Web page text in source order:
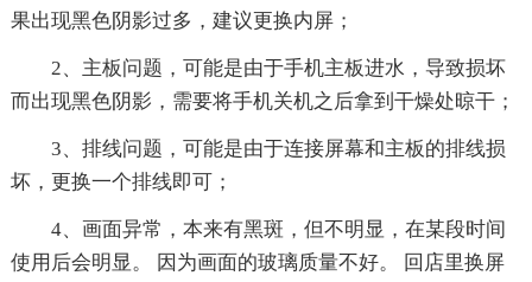
果出现黑色阴影过多，建议更换内屏；
2、主板问题，可能是由于手机主板进水，导致损坏
而出现黑色阴影，需要将手机关机之后拿到干燥处晾干；
3、排线问题，可能是由于连接屏幕和主板的排线损
坏，更换一个排线即可；
4、画面异常，本来有黑斑，但不明显，在某段时间
使用后会明显。 因为画面的玻璃质量不好。 回店里换屏